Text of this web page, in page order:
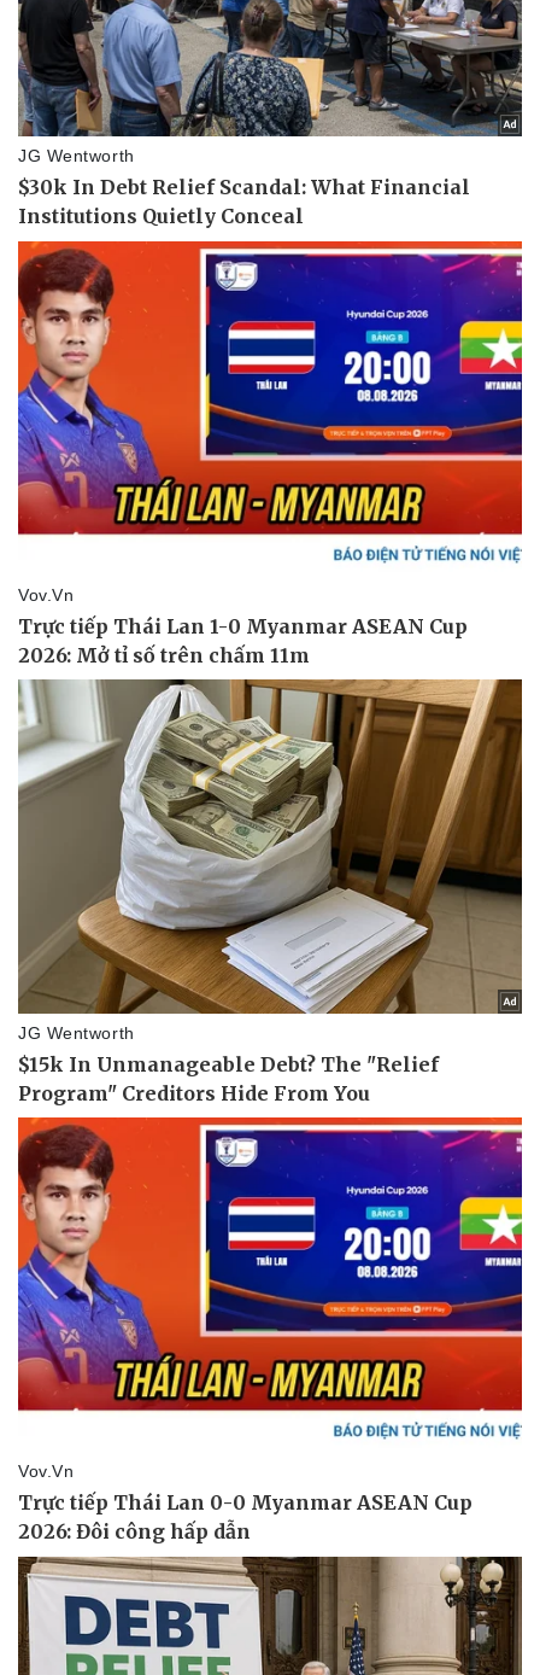
Thể thao
Bóng đá
Lịch thi đấu bóng đá
Thế giới thể thao
eSports
Hậu trường
Ô tô - Xe máy
Ô tô
Xe máy